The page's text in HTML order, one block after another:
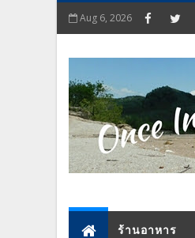
Aug 6, 2026
ร้านอาหาร